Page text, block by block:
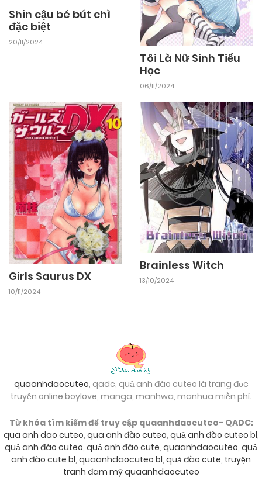
Shin cậu bé bút chì
đặc biệt
20/11/2024
Tôi Là Nữ Sinh Tiểu
Học
06/11/2024
Girls Saurus DX
10/11/2024
Brainless Witch
13/10/2024
quaanhdaocuteo, qadc, quả anh đào cuteo là trang đọc
truyện online boylove, manga, manhwa, manhua miễn phí.
Từ khóa tìm kiếm để truy cập quaanhdaocuteo- QADC:
qua anh dao cuteo, qua anh đào cuteo, quả anh đào cuteo bl,
quả anh đào cuteo, quả anh đào cute, quaanhdaocuteo, quả
anh đào cute bl, quaanhdaocuteo bl, quả đào cute, truyện
tranh đam mỹ quaanhdaocuteo